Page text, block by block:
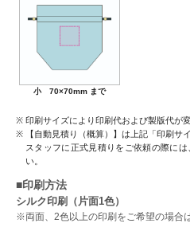
小 70×70mm まで
印刷サイズにより印刷代および製版代が変
【自動見積り（概算）】は上記「印刷サ
スタッフに正式見積りをご依頼の際に
い。
■印刷方法
シルク印刷（片面1色）
※両面、2色以上の印刷をご希望の場合